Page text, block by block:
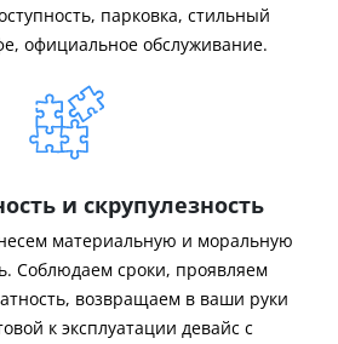
парковка, стильный
официальное обслуживание.
и скрупулезность
материальную и моральную
Соблюдаем сроки, проявляем
возвращаем в ваши руки
к эксплуатации девайс с